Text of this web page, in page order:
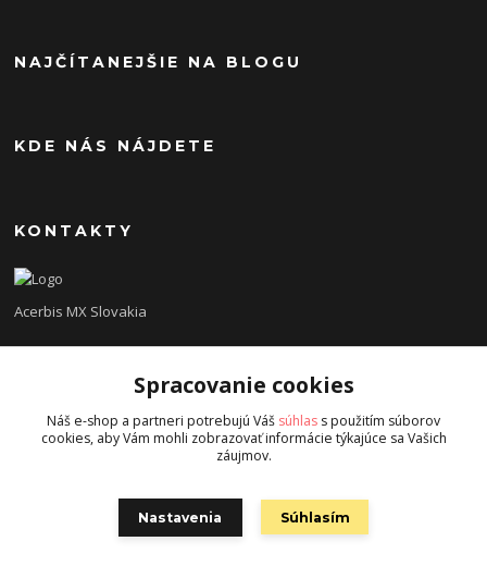
NAJČÍTANEJŠIE NA BLOGU
KDE NÁS NÁJDETE
KONTAKTY
Acerbis MX Slovakia
+421948260186
Tel. číslo je určené iba pre SMS !!!
acerbisslovensko@gmail.com
Spracovanie cookies
Náš e-shop a partneri potrebujú Váš súhlas s použitím súborov
cookies, aby Vám mohli zobrazovať informácie týkajúce sa Vašich
záujmov.
Nastavenia Súhlasím